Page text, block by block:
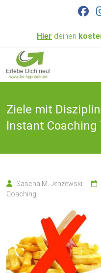
Hier deinen
BS
Hypnose
&
Coaching
Hypnose nahe
Braunschweig
Ziele mit
Instant Coaching
Sascha M. Jenzewski
Coaching